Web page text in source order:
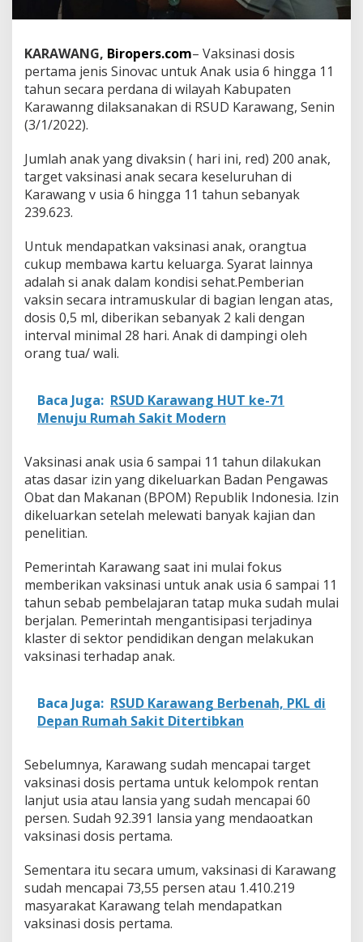
e
p
a
t
V
a
i
n
a
s
n
a
k
KARAWANG, Biropers.com– Vaksinasi dosis
pertama jenis Sinovac untuk Anak usia 6 hingga 11
tahun secara perdana di wilayah Kabupaten
Karawanng dilaksanakan di RSUD Karawang, Senin
(3/1/2022).
Jumlah anak yang divaksin ( hari ini, red) 200 anak,
target vaksinasi anak secara keseluruhan di
Karawang v usia 6 hingga 11 tahun sebanyak
239.623.
Untuk mendapatkan vaksinasi anak, orangtua
cukup membawa kartu keluarga. Syarat lainnya
adalah si anak dalam kondisi sehat.Pemberian
vaksin secara intramuskular di bagian lengan atas,
dosis 0,5 ml, diberikan sebanyak 2 kali dengan
interval minimal 28 hari. Anak di dampingi oleh
orang tua/ wali.
Baca Juga: RSUD Karawang HUT ke-71
Menuju Rumah Sakit Modern
Vaksinasi anak usia 6 sampai 11 tahun dilakukan
atas dasar izin yang dikeluarkan Badan Pengawas
Obat dan Makanan (BPOM) Republik Indonesia. Izin
dikeluarkan setelah melewati banyak kajian dan
penelitian.
Pemerintah Karawang saat ini mulai fokus
memberikan vaksinasi untuk anak usia 6 sampai 11
tahun sebab pembelajaran tatap muka sudah mulai
berjalan. Pemerintah mengantisipasi terjadinya
klaster di sektor pendidikan dengan melakukan
vaksinasi terhadap anak.
Baca Juga: RSUD Karawang Berbenah, PKL di
Depan Rumah Sakit Ditertibkan
Sebelumnya, Karawang sudah mencapai target
vaksinasi dosis pertama untuk kelompok rentan
lanjut usia atau lansia yang sudah mencapai 60
persen. Sudah 92.391 lansia yang mendaoatkan
vaksinasi dosis pertama.
Sementara itu secara umum, vaksinasi di Karawang
sudah mencapai 73,55 persen atau 1.410.219
masyarakat Karawang telah mendapatkan
vaksinasi dosis pertama.